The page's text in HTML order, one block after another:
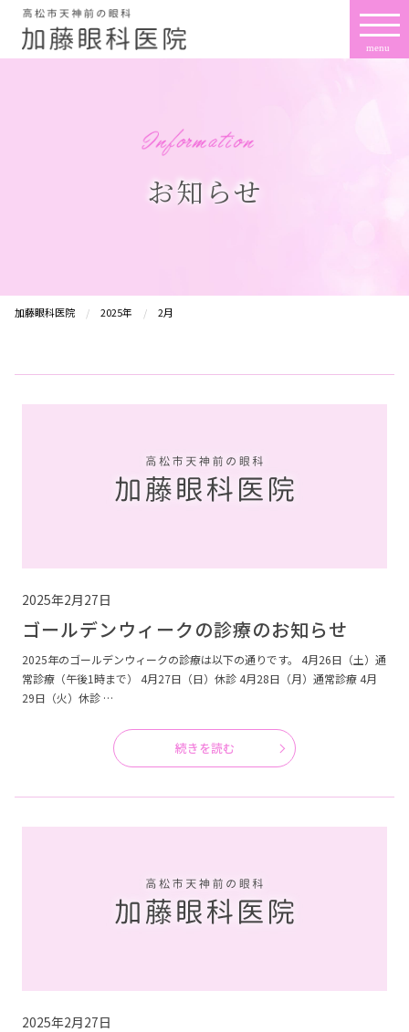
お知らせ
加藤眼科医院 2025年 2月
2025年2月27日
ゴールデンウィークの診療のお知らせ
2025年のゴールデンウィークの診療は以下の通りです。 4月26日（土）通
常診療（午後1時まで） 4月27日（日）休診 4月28日（月）通常診療 4月
29日（火）休診 …
続きを読む
2025年2月27日